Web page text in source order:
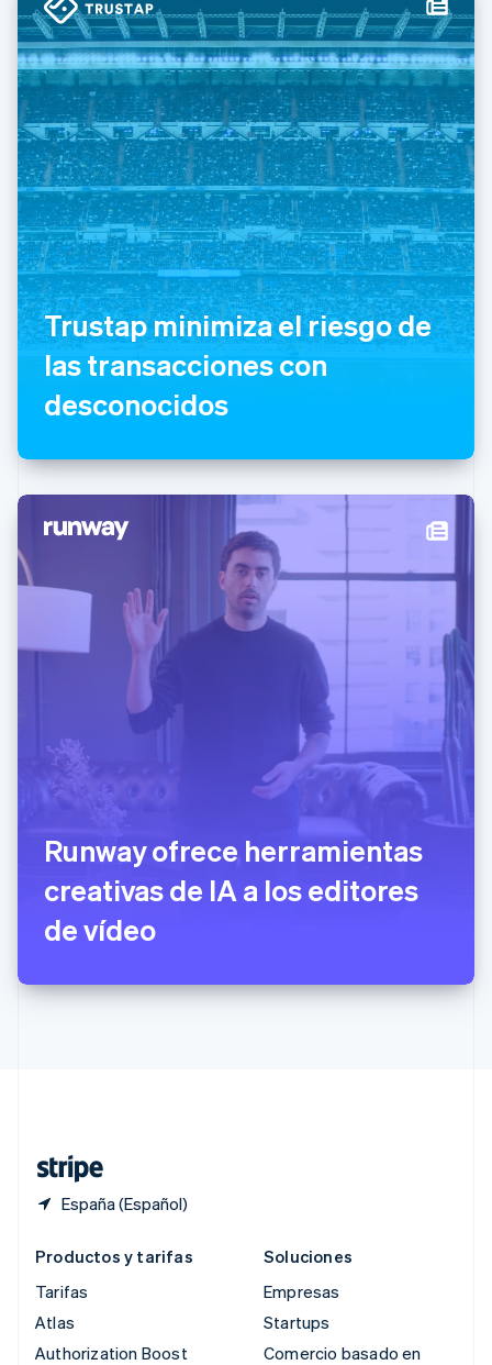
Trustap minimiza el riesgo de
las transacciones con
desconocidos
Runway ofrece herramientas
creativas de IA a los editores
de vídeo
España (Español)
Grecia
English
Hungría
English
India
English
Irlanda
English
Italia
Italiano English
Japón
日本語English
Letonia
English
Liechtenstein
Lituania
Luxemburgo
Malasia
English
México
Noruega
Nueva Zelanda
English
Países Bajos
English
English
Portugal
Reino Unido
English
República Checa
English
Singapur
Productos y tarifas
Tarifas
Atlas
Authorization Boost
Soluciones
Empresas
Startups
Comercio basado en